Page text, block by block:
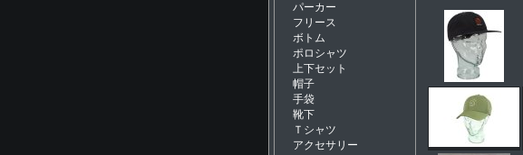
パーカー
フリース
ボトム
ポロシャツ
上下セット
帽子
手袋
靴下
Ｔシャツ
アクセサリー